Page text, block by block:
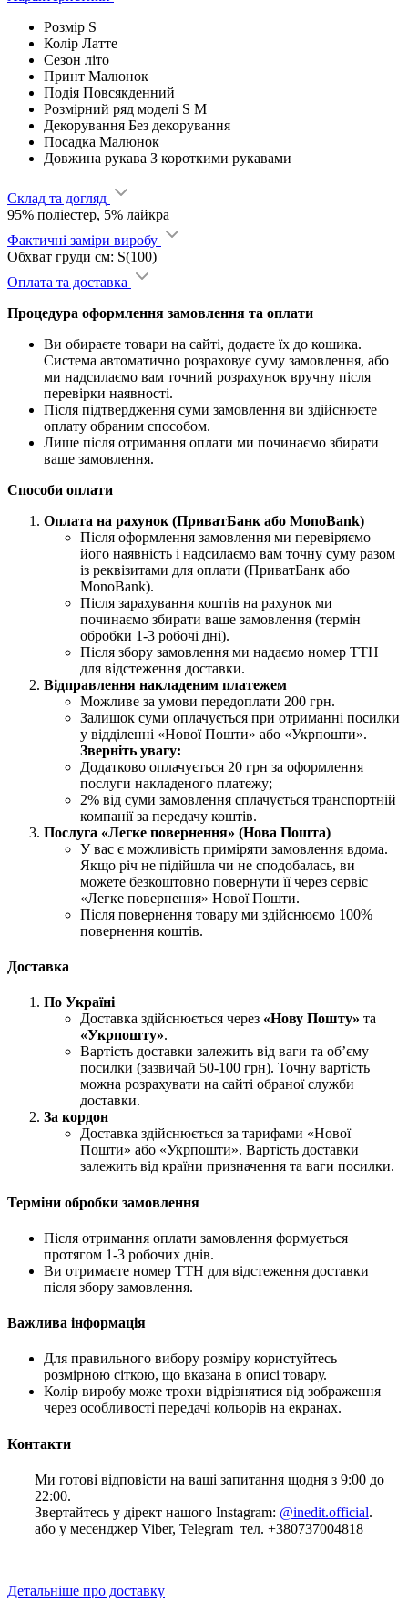
Розмір S
Колір Латте
Сезон літо
Принт Малюнок
Подія Повсякденний
Розмірний ряд моделі S M
Декорування Без декорування
Посадка Малюнок
Довжина рукава З короткими рукавами
Склад та догляд
95% поліестер, 5% лайкра
Фактичні заміри виробу
Обхват груди см: S(100)
Оплата та доставка
Процедура оформлення замовлення та оплати
Ви обираєте товари на сайті, додаєте їх до кошика.
Система автоматично розраховує суму замовлення, або
ми надсилаємо вам точний розрахунок вручну після
перевірки наявності.
Після підтвердження суми замовлення ви здійснюєте
оплату обраним способом.
Лише після отримання оплати ми починаємо збирати
ваше замовлення.
Способи оплати
Оплата на рахунок (ПриватБанк або MonoBank)
Після оформлення замовлення ми перевіряємо
його наявність і надсилаємо вам точну суму разом
із реквізитами для оплати (ПриватБанк або
MonoBank).
Після зарахування коштів на рахунок ми
починаємо збирати ваше замовлення (термін
обробки 1-3 робочі дні).
Після збору замовлення ми надаємо номер ТТН
для відстеження доставки.
Відправлення накладеним платежем
Можливе за умови передоплати 200 грн.
Залишок суми оплачується при отриманні посилки
у відділенні «Нової Пошти» або «Укрпошти».
Зверніть увагу:
Додатково оплачується 20 грн за оформлення
послуги накладеного платежу;
2% від суми замовлення сплачується транспортній
компанії за передачу коштів.
Послуга «Легке повернення» (Нова Пошта)
У вас є можливість приміряти замовлення вдома.
Якщо річ не підійшла чи не сподобалась, ви
можете безкоштовно повернути її через сервіс
«Легке повернення» Нової Пошти.
Після повернення товару ми здійснюємо 100%
повернення коштів.
Доставка
По Україні
Доставка здійснюється через «Нову Пошту» та
«Укрпошту».
Вартість доставки залежить від ваги та об’єму
посилки (зазвичай 50-100 грн). Точну вартість
можна розрахувати на сайті обраної служби
доставки.
За кордон
Доставка здійснюється за тарифами «Нової
Пошти» або «Укрпошти». Вартість доставки
залежить від країни призначення та ваги посилки.
Терміни обробки замовлення
Після отримання оплати замовлення формується
протягом 1-3 робочих днів.
Ви отримаєте номер ТТН для відстеження доставки
після збору замовлення.
Важлива інформація
Для правильного вибору розміру користуйтесь
розмірною сіткою, що вказана в описі товару.
Колір виробу може трохи відрізнятися від зображення
через особливості передачі кольорів на екранах.
Контакти
Ми готові відповісти на ваші запитання щодня з 9:00 до
22:00.
Звертайтесь у дірект нашого Instagram: @inedit.official.
або у месенджер Viber, Telegram тел. +380737004818
Детальніше про доставку